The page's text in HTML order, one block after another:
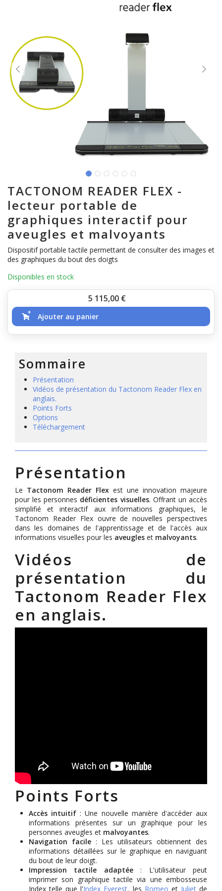
TACTONOM READER FLEX -
lecteur portable de
graphiques interactif pour
aveugles et malvoyants
Dispositif portable tactile permettant de consulter des images et
des graphiques du bout des doigts
Disponibles en stock
Prix
5 115,00 €
Ajouter au panier
Sommaire
Présentation
Vidéos de présentation du Tactonom Reader Flex en
anglais.
Points Forts
Options
Téléchargement
Présentation
Le Tactonom Reader Flex est une innovation majeure
pour les personnes déficientes visuelles. Offrant un accès
simplifié et interactif aux informations graphiques, le
Tactonom Reader Flex ouvre de nouvelles perspectives
dans les domaines de l'apprentissage et de l'accès aux
informations visuelles pour les aveugles et malvoyants.
Vidéos de
présentation du
Tactonom Reader Flex
en anglais.
Points Forts
Accès intuitif : Une nouvelle manière d'accéder aux
informations présentes sur un graphique pour les
personnes aveugles et malvoyantes.
Navigation facile : Les utilisateurs obtiennent des
informations détaillées sur le graphique en naviguant
du bout de leur doigt.
Impression tactile adaptée: L'utilisateur peut
imprimer son graphique tactile via une embosseuse
Index telle que l'Index Everest, les Romeo et Julietde